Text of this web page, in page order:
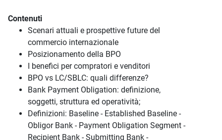
Contenuti
Scenari attuali e prospettive future del
commercio internazionale
Posizionamento della BPO
I benefici per compratori e venditori
BPO vs LC/SBLC: quali differenze?
Bank Payment Obligation: definizione,
soggetti, struttura ed operatività;
Definizioni: Baseline - Established Baseline -
Obligor Bank - Payment Obligation Segment -
Recipient Bank - Submitting Bank -